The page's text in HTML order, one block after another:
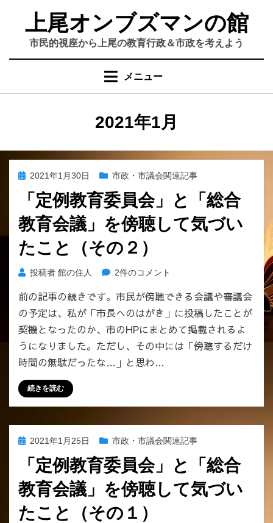
上尾オンブズマンの館
市民的視座から上尾の教育行政＆市政を考えよう
メニュー
月
:
2021年1月
投
日:
2021年1月30日 市政・市議会関連記事
「定例教育委員会」と「総合
教育会議」を傍聴して気づい
たこと（その２）
投稿者 館の住人
「定
教
育
委
会」
と
教
議」
を
傍
聴
し
て
2件のコメント
前の記事の続きです。市民が傍聴できる会議や審議会
の予定は、私が「市長へのはがき」に投稿したことが
契機となったのか、市のHPにまとめて掲載されるよ
うになりました。ただし、その中には「傍聴するだけ
時間の無駄だったな…」と思わ…
続きを読む
投
日:
2021年1月25日 市政・市議会関連記事
「定例教育委員会」と「総合
教育会議」を傍聴して気づい
たこと（その１）